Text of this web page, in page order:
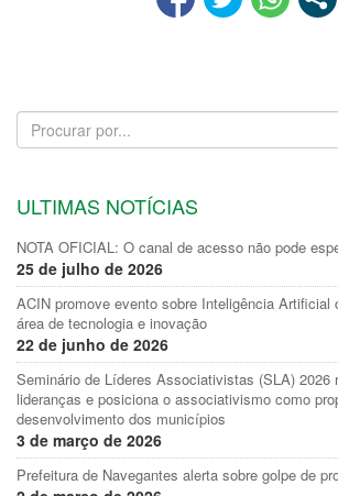
ULTIMAS NOTÍCIAS
NOTA OFICIAL: O canal de acesso não pode
25 de julho de 2026
ACIN promove evento sobre Inteligência
área de tecnologia e inovação
22 de junho de 2026
Seminário de Líderes Associativistas (SLA) 2026
lideranças e posiciona o associativismo como
desenvolvimento dos municípios
3 de março de 2026
Prefeitura de Navegantes alerta sobre golpe de